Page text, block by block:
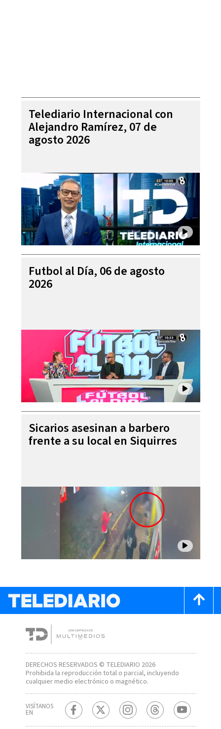
Telediario Internacional con
Alejandro Ramírez, 07 de
agosto 2026
Futbol al Día, 06 de agosto
2026
Sicarios asesinan a barbero
frente a su local en Siquirres
DERECHOS RESERVADOS © TELEDIARIO 2026
Prohibida la reproducción total o parcial, incluyendo
cualquier medio electrónico o magnético.
VISÍTANOS
EN